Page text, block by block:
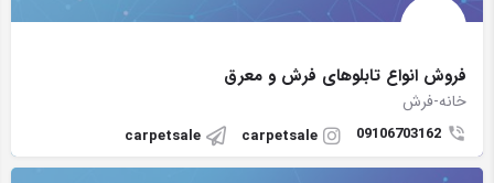
فروش انواع تابلوهای فرش و معرق
خانه-فرش
09106703162
carpetsale
carpetsale